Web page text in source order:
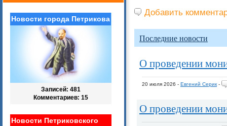
Добавить
Последние новости
О проведении
20 июля 2026 - Евгений Серик -
О проведении
Новости города Петрикова
Записей: 481
Комментариев: 15
Новости Петриковского